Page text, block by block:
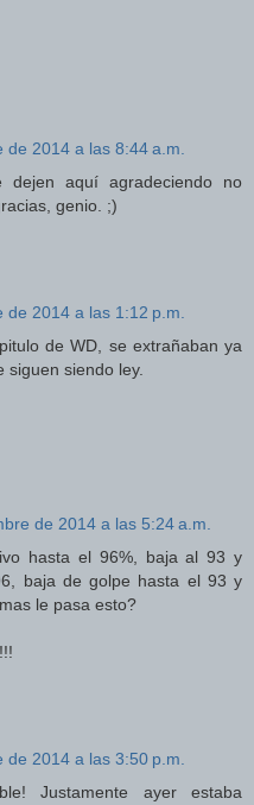
de 2014 a las 8:44 a.m.
dejen aquí agradeciendo no
genio. ;)
de 2014 a las 1:12 p.m.
de WD, se extrañaban ya
siguen siendo ley.
de 2014 a las 5:24 a.m.
hasta el 96%, baja al 93 y
baja de golpe hasta el 93 y
le pasa esto?
de 2014 a las 3:50 p.m.
Justamente ayer estaba